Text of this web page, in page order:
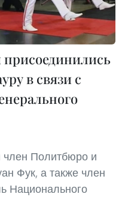
присоединились
в связи с
член Политбюро и
Фук, а также член
Национального